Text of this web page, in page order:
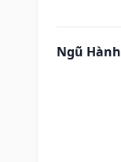
Ngũ Hành